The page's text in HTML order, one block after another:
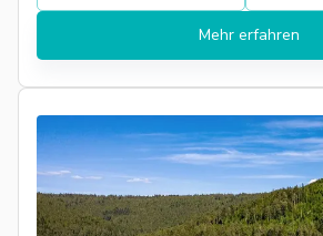
Mehr erfahren